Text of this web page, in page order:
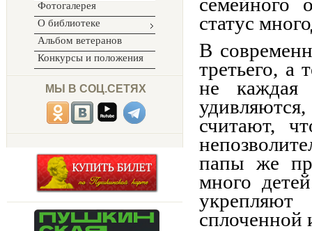
Фотогалерея
О библиотеке
Альбом ветеранов
Конкурсы и положения
МЫ В СОЦ.СЕТЯХ
статус
В
третьего, а
не каждая
считают,
папы же
много
сплоченной